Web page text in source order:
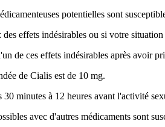
potentielles sont
des effets indésirables ou si votre
de ces effets indésirables après avoir
de Cialis est de 10 mg.
minutes à 12 heures avant l'activité
avec d'autres médicaments sont